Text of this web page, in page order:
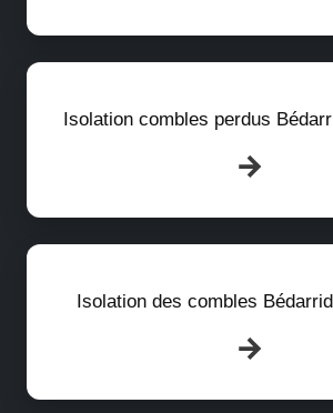
Isolation combles perdus
Isolation des combles